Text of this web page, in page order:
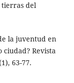
tierras del
la juventud en
Revista
63-77.